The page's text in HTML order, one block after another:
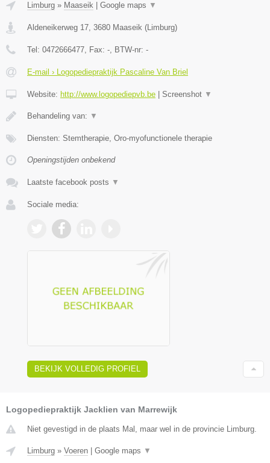
Limburg » Maaseik Google maps ▼
Aldeneikerweg 17, 3680 Maaseik (Limburg)
Tel: 0472666477, Fax: -, BTW-nr: -
E-mail › Logopediepraktijk Pascaline Van Briel
Website: http://www.logopediepvb.be Screenshot ▼
Behandeling van: ▼
Diensten: Stemtherapie, Oro-myofunctionele therapie
Openingstijden onbekend
Laatste facebook posts ▼
Sociale media:
BEKIJK VOLLEDIG PROFIEL
Logopediepraktijk Jacklien van Marrewijk
Niet gevestigd in de plaats Mal, maar wel in de provincie Limburg.
Limburg » Voeren Google maps ▼